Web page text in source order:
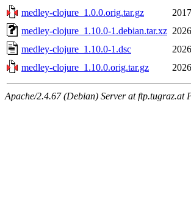
medley-clojure_1.0.0.orig.tar.gz
medley-clojure_1.10.0-1.debian.tar.xz
medley-clojure_1.10.0-1.dsc
medley-clojure_1.10.0.orig.tar.gz
Apache/2.4.67 (Debian) Server at ftp.tugraz.at